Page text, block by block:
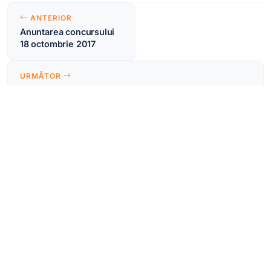
Navigare
în
articole
ANTERIOR
Anuntarea concursului
18 octombrie 2017
URMĂTOR